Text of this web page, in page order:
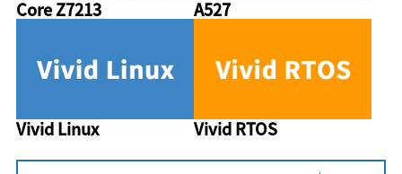
Core Z7213 A527
Vivid Linux Vivid RTOS